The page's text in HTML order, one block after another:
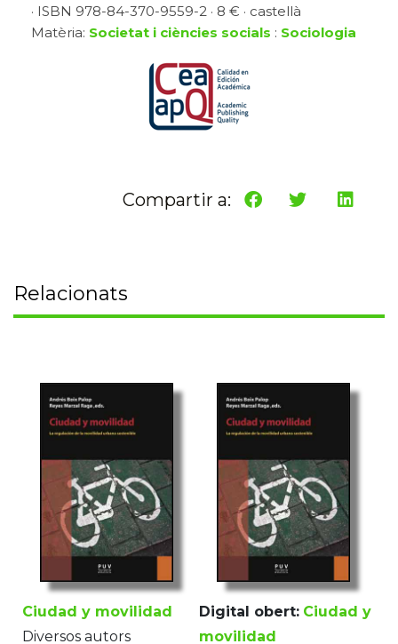
· ISBN 978-84-370-9559-2 · 8 € · castellà
Matèria: Societat i ciències socials : Sociologia
Compartir a:
Relacionats
Ciudad y movilidad
Diversos autors
Digital obert: Ciudad y
movilidad